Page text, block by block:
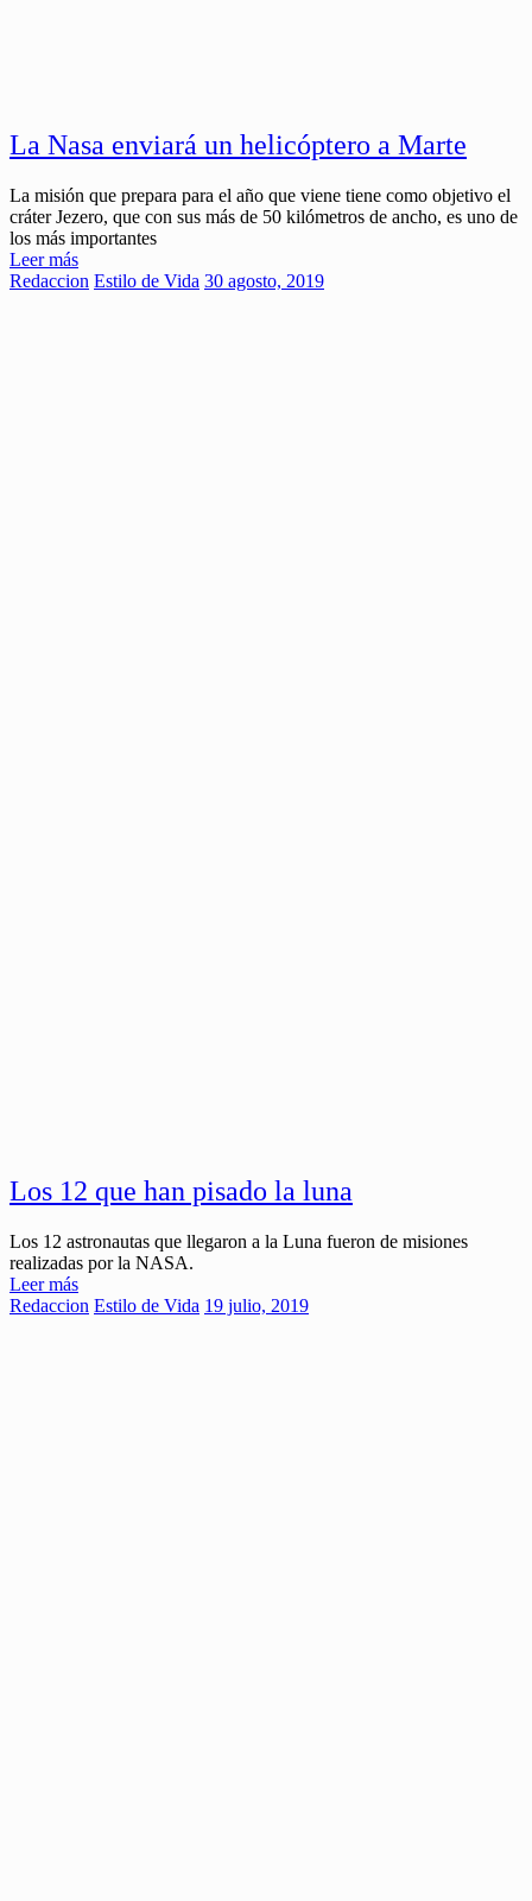
La Nasa enviará un helicóptero a Marte
La misión que prepara para el año que viene tiene como objetivo el
cráter Jezero, que con sus más de 50 kilómetros de ancho, es uno de
los más importantes
Leer más
Redaccion Estilo de Vida 30 agosto, 2019
Los 12 que han pisado la luna
Los 12 astronautas que llegaron a la Luna fueron de misiones
realizadas por la NASA.
Leer más
Redaccion Estilo de Vida 19 julio, 2019